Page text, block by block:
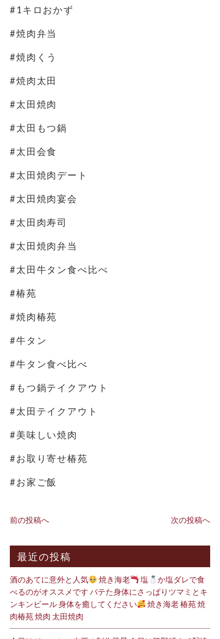
#1キロおかず
#焼肉弁当
#焼肉くう
#焼肉太田
#太田焼肉
#太田もつ鍋
#太田会食
#太田焼肉デート
#太田焼肉宴会
#太田肉寿司
#太田焼肉弁当
#太田牛タン食べ比べ
#椿苑
#焼肉椿苑
#牛タン
#牛タン食べ比べ
#もつ鍋テイクアウト
#太田テイクアウト
#美味しい焼肉
#お取り寄せ椿苑
#お家ご飯
前の投稿へ 次の投稿へ
最近の投稿
酒のあてに意外と人気 焼き海老 塩
か塩ダレで食
べるのがオススメです バテた身体にさっぱりツマミとキ
ンキンビール 身体を癒してください
焼き海老 椿苑 焼
肉椿苑 焼肉 太田焼肉